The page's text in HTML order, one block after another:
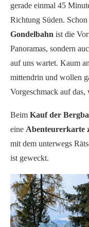
gerade einmal 45
Richtung Süden.
Gondelbahn ist die
Panoramas, sondern
auf uns wartet. Kaum
mittendrin und wollen
Vorgeschmack auf das,
Beim Kauf der
eine Abenteurerkarte
mit dem unterwegs
ist geweckt.